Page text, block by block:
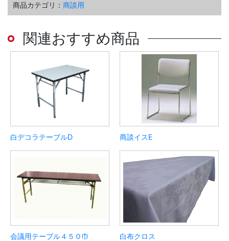
商品カテゴリ： 商談用
関連おすすめ商品
白デコラテーブルD 商談イスE
会議用テーブル４５０巾 白布クロス